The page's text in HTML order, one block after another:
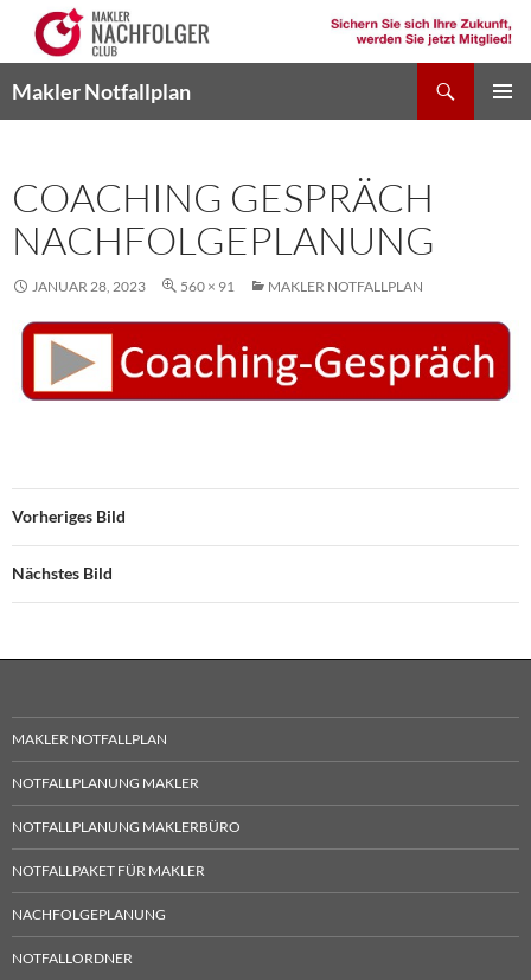
Makler Notfallplan
COACHING GESPRÄCH
NACHFOLGEPLANUNG
JANUAR 28, 2023 560 × 91 MAKLER NOTFALLPLAN
Vorheriges Bild
Nächstes Bild
MAKLER NOTFALLPLAN
NOTFALLPLANUNG MAKLER
NOTFALLPLANUNG MAKLERBÜRO
NOTFALLPAKET FÜR MAKLER
NACHFOLGEPLANUNG
NOTFALLORDNER